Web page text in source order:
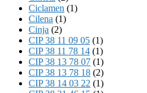
Ciclamen (1)
Cilena (1)
Cinja (2)
CIP 38 11 09 05 (1)
CIP 38 11 78 14 (1)
CIP 38 13 78 07 (1)
CIP 38 13 78 18 (2)
CIP 38 14 03 22 (1)